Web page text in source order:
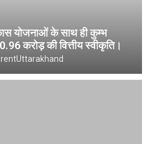
योजनाओं के साथ ही कुम्भ
करोड़ की वित्तीय स्वीकृति।